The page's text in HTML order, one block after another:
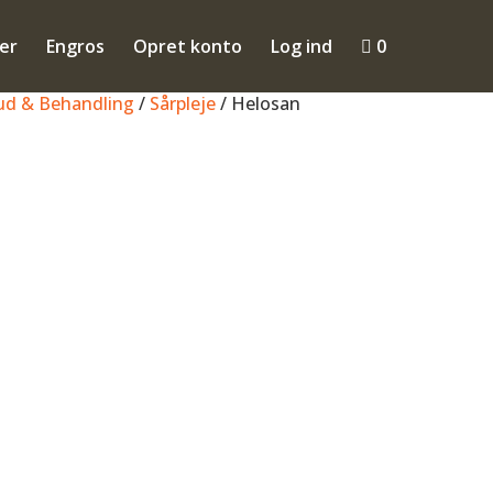
Engros Opret konto Log ind  0
& Behandling / Sårpleje/ Helosan